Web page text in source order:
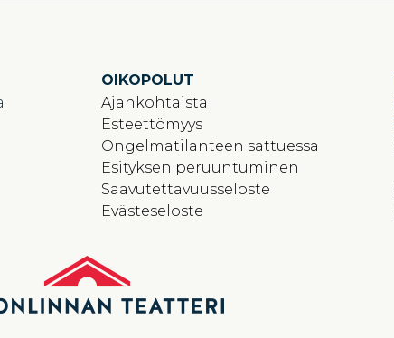
OIKOPOLUT
Ajankohtaista
Esteettömyys
Ongelmatilanteen sattuessa
Esityksen peruuntuminen
Saavutettavuusseloste
Evästeseloste